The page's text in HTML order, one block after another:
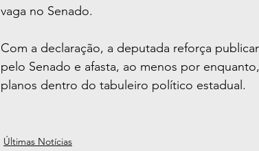
vaga no Senado.
Com a declaração, a deputada reforça
pelo Senado e afasta, ao menos por
planos dentro do tabuleiro político estadual.
Últimas Notícias